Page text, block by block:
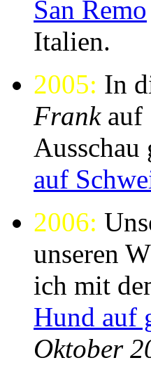
San Remo
Italien.
2005: In
Frankauf
auf
2006:
unseren
ich mit
Hund auf
Oktober